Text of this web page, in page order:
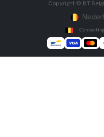
Copyright © BT